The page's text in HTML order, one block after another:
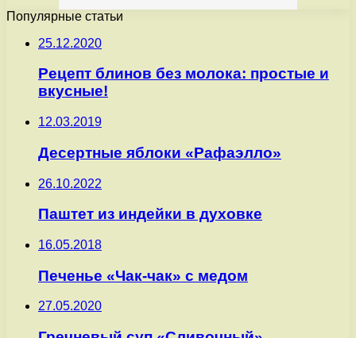
Популярные статьи
25.12.2020
Рецепт блинов без молока: простые и
вкусные!
12.03.2019
Десертные яблоки «Рафаэлло»
26.10.2022
Паштет из индейки в духовке
16.05.2018
Печенье «Чак-чак» с медом
27.05.2020